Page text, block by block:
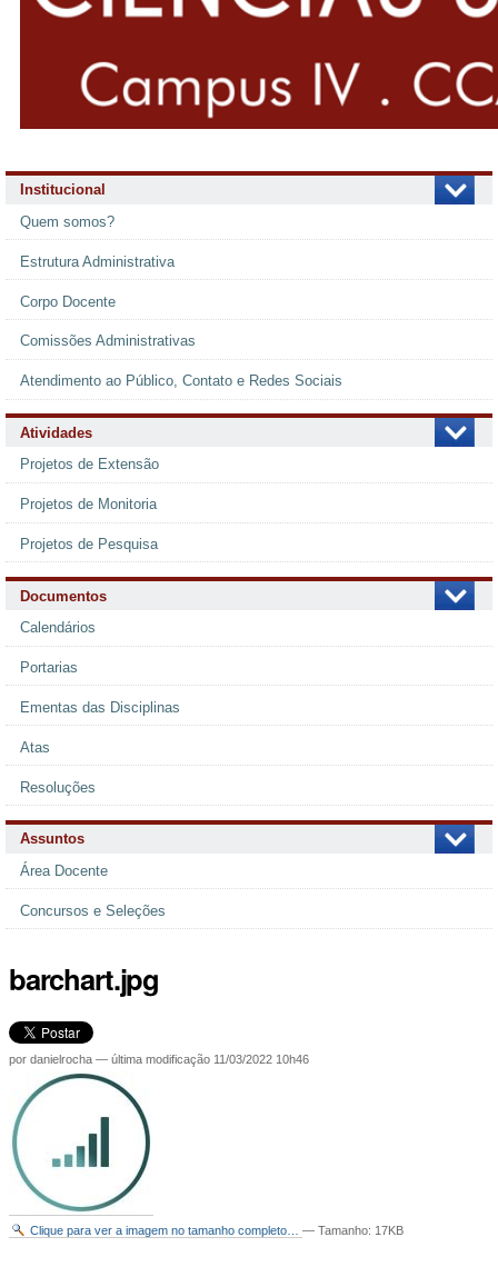
Institucional
Quem somos?
Estrutura Administrativa
Corpo Docente
Comissões Administrativas
Atendimento ao Público, Contato e Redes Sociais
Atividades
Projetos de Extensão
Projetos de Monitoria
Projetos de Pesquisa
Documentos
Calendários
Portarias
Ementas das Disciplinas
Atas
Resoluções
Assuntos
Área Docente
Concursos e Seleções
barchart.jpg
pordanielrocha —última modificação 11/03/2022 10h46
Clique para ver a imagem no tamanho completo… —Tamanho: 17KB